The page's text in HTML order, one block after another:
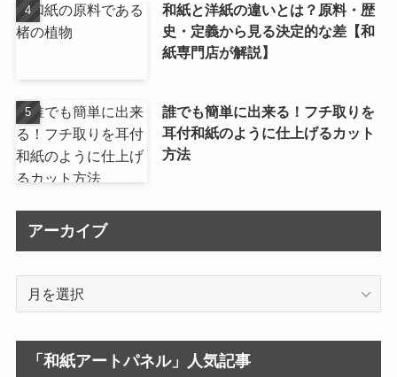
和紙と洋紙の違いとは？原料・歴
史・定義から見る決定的な差【和
紙専門店が解説】
誰でも簡単に出来る！フチ取りを
耳付和紙のように仕上げるカット
方法
アーカイブ
「和紙アートパネル」人気記事